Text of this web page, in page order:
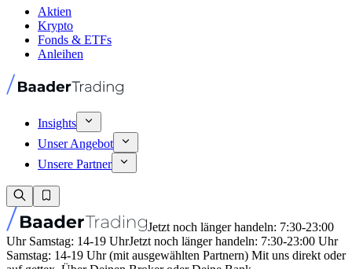
Aktien
Krypto
Fonds & ETFs
Anleihen
Insights
Unser Angebot
Unsere Partner
Jetzt noch länger handeln: 7:30-23:00
Uhr Samstag: 14-19 UhrJetzt noch länger handeln: 7:30-23:00 Uhr
Samstag: 14-19 Uhr (mit ausgewählten Partnern) Mit uns direkt oder